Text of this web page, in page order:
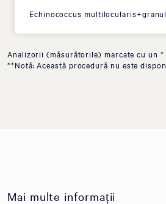
Echinococcus
Analizorii (măsurătorile) marcate cu un
**Notă: Această procedură nu este
Mai multe informații